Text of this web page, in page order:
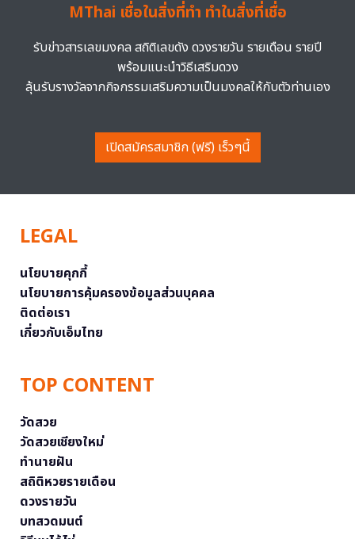
MThai เชื่อในสิ่งที่ทำ ทำในสิ่งที่เชื่อ
รับข่าวสารเลขมงคล สถิติเลขดัง ดวงรายวัน รายเดือน รายปี
พร้อมแนะนำวิธีเสริมดวง
ลุ้นรับรางวัลจากกิจกรรมเสริมความเป็นมงคลให้กับตัวท่านเอง
เปิดสมัครสมาชิก (ฟรี) เร็วๆนี้
LEGAL
นโยบายคุกกี้
นโยบายการคุ้มครองข้อมูลส่วนบุคคล
ติดต่อเรา
เกี่ยวกับเอ็มไทย
TOP CONTENT
วัดสวย
วัดสวยเชียงใหม่
ทำนายฝัน
สถิติหวยรายเดือน
ดวงรายวัน
บทสวดมนต์